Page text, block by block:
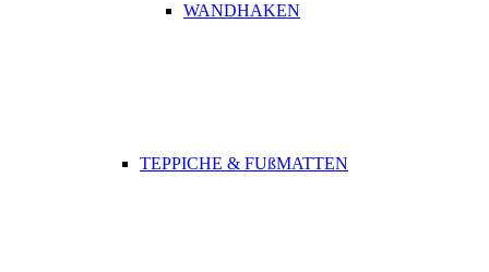
WANDHAKEN
TEPPICHE & FUßMATTEN